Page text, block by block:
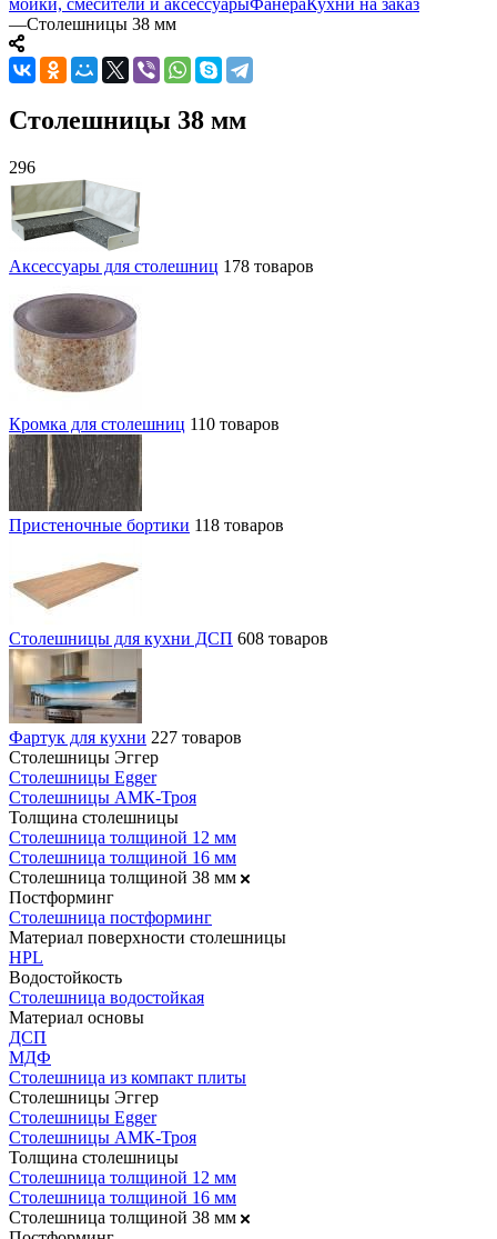
мойки, смесители и аксессуарыФанераКухни на заказ
—Столешницы 38 мм
Столешницы 38 мм
296
Аксессуары для столешниц 178 товаров
Кромка для столешниц 110 товаров
Пристеночные бортики 118 товаров
Столешницы для кухни ДСП 608 товаров
Фартук для кухни 227 товаров
Столешницы Эггер
Столешницы Egger
Столешницы АМК-Троя
Толщина столешницы
Столешница толщиной 12 мм
Столешница толщиной 16 мм
Столешница толщиной 38 мм
Постформинг
Столешница постформинг
Материал поверхности столешницы
HPL
Водостойкость
Столешница водостойкая
Материал основы
ДСП
МДФ
Столешница из компакт плиты
Столешницы Эггер
Столешницы Egger
Столешницы АМК-Троя
Толщина столешницы
Столешница толщиной 12 мм
Столешница толщиной 16 мм
Столешница толщиной 38 мм